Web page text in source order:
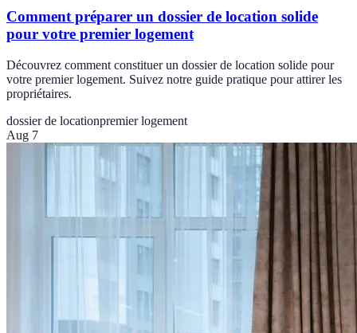
Comment préparer un dossier de location solide
pour votre premier logement
Découvrez comment constituer un dossier de location solide pour
votre premier logement. Suivez notre guide pratique pour attirer les
propriétaires.
dossier de locationpremier logement
Aug 7